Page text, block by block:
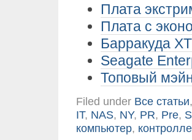
Плата
Плата с
Барракуда
Seagate
Топовый
Filed under Все статьи
IT, NAS, NY, PR, Pre,
компьютер,